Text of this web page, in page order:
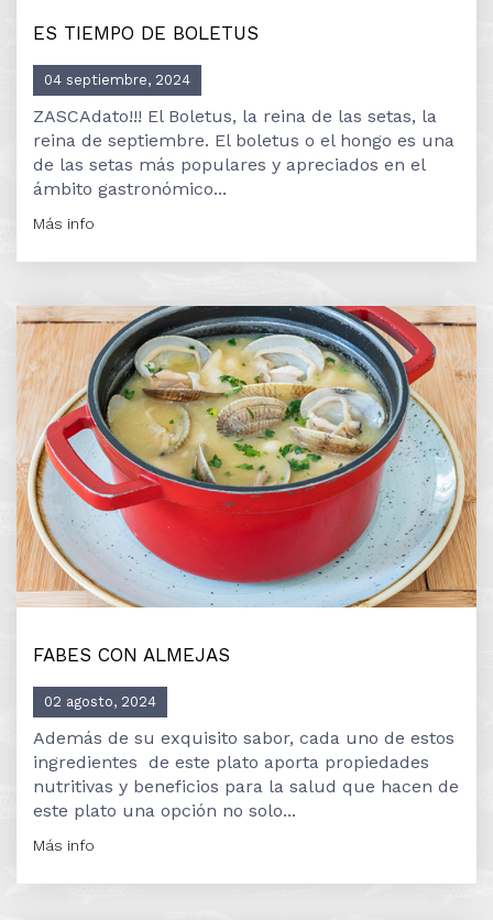
ES TIEMPO DE BOLETUS
04 septiembre, 2024
ZASCAdato!!! El Boletus, la reina de las setas, la
reina de septiembre. El boletus o el hongo es una
de las setas más populares y apreciados en el
ámbito gastronómico...
Más info
FABES CON ALMEJAS
02 agosto, 2024
Además de su exquisito sabor, cada uno de estos
ingredientes de este plato aporta propiedades
nutritivas y beneficios para la salud que hacen de
este plato una opción no solo...
Más info